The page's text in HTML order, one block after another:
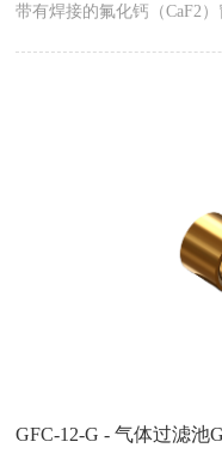
带有焊接的氟化钙（CaF2
GFC-12-G - 气体过滤池